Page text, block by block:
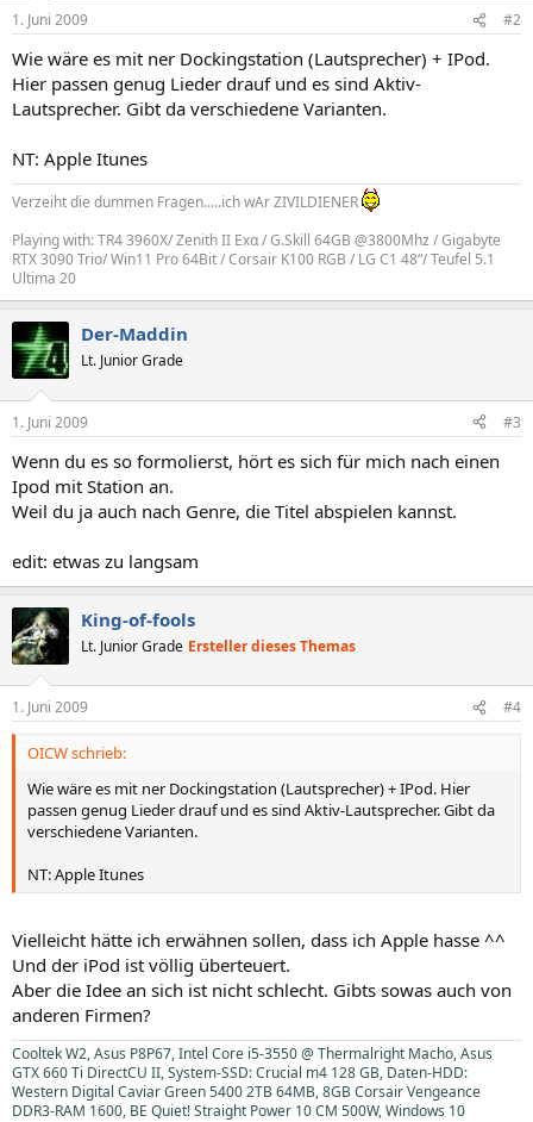
1. Juni 2009 #2
Wie wäre es mit ner Dockingstation (Lautsprecher) + IPod.
Hier passen genug Lieder drauf und es sind Aktiv-
Lautsprecher. Gibt da verschiedene Varianten.
NT: Apple Itunes
Verzeiht die dummen Fragen.....ich wAr ZIVILDIENER
Playing with: TR4 3960X/ Zenith II Exα/ G.Skill 64GB @3800Mhz / Gigabyte
RTX 3090 Trio/ Win11 Pro 64Bit / Corsair K100 RGB / LG C1 48“/ Teufel 5.1
Ultima 20
Der-Maddin
Lt. Junior Grade
1. Juni 2009 #3
Wenn du es so formolierst, hört es sich für mich nach einen
Ipod mit Station an.
Weil du ja auch nach Genre, die Titel abspielen kannst.
edit: etwas zu langsam
King-of-fools
Lt. Junior Grade Ersteller dieses Themas
1. Juni 2009 #4
OICW schrieb:
Wie wäre es mit ner Dockingstation (Lautsprecher) + IPod. Hier
passen genug Lieder drauf und es sind Aktiv-Lautsprecher. Gibt da
verschiedene Varianten.
NT: Apple Itunes
Vielleicht hätte ich erwähnen sollen, dass ich Apple hasse ^^
Und der iPod ist völlig überteuert.
Aber die Idee an sich ist nicht schlecht. Gibts sowas auch von
anderen Firmen?
Cooltek W2, Asus P8P67, Intel Core i5-3550 @ Thermalright Macho, Asus
GTX 660 Ti DirectCU II, System-SSD: Crucial m4 128 GB, Daten-HDD:
Western Digital Caviar Green 5400 2TB 64MB, 8GB Corsair Vengeance
DDR3-RAM 1600, BE Quiet! Straight Power 10 CM 500W, Windows 10